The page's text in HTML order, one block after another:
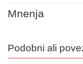
Mnenja
Podobni ali